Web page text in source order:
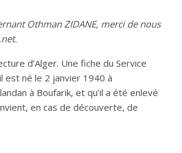
Othman ZIDANE, merci de nous
d’Alger. Une fiche du Service
est né le 2 janvier 1940 à
à Boufarik, et qu’il a été enlevé
en cas de découverte, de